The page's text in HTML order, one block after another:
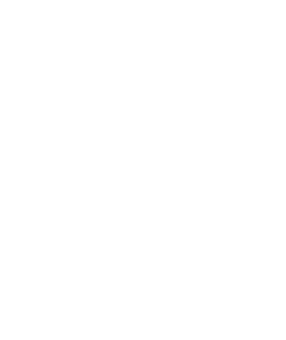
puesto en un libro.